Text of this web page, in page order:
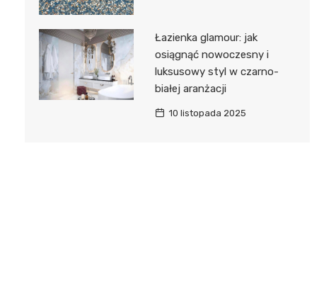
Łazienka glamour: jak
osiągnąć nowoczesny i
luksusowy styl w czarno-
białej aranżacji
10 listopada 2025